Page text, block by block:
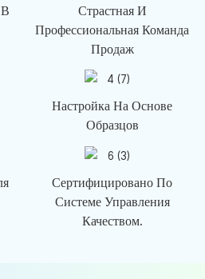
Страстная И
Профессиональная Команда
Продаж
Настройка На Основе
Образцов
Сертифицировано По
Системе Управления
Качеством.